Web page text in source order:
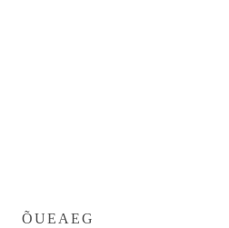
ÕUEAEG